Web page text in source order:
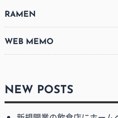
RAMEN
WEB MEMO
NEW POSTS